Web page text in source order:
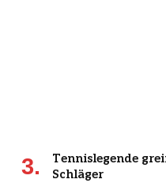
Tennislegende
Schläger